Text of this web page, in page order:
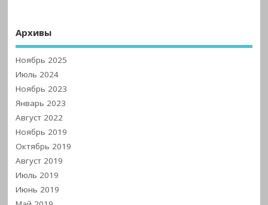
Архивы
Ноябрь 2025
Июль 2024
Ноябрь 2023
Январь 2023
Август 2022
Ноябрь 2019
Октябрь 2019
Август 2019
Июль 2019
Июнь 2019